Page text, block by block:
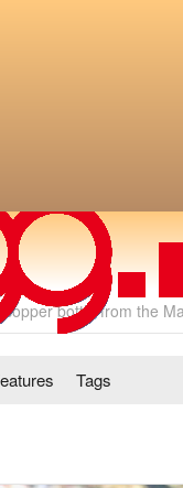
copper bottle from the
Tags